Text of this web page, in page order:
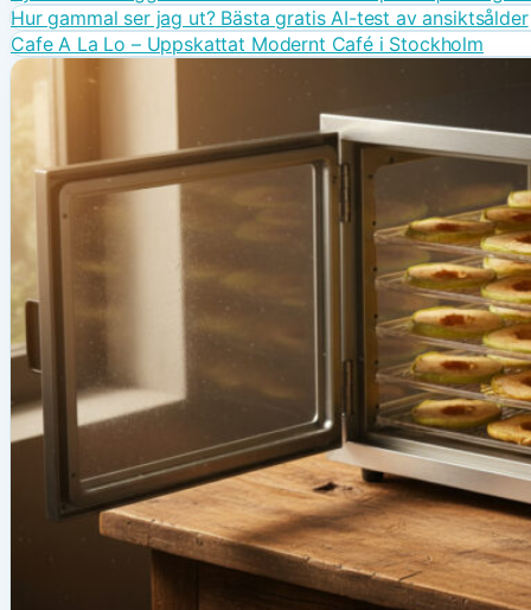
Hur gammal ser jag ut? Bästa gratis AI-test av ansiktsålder
Cafe A La Lo – Uppskattat Modernt Café i Stockholm